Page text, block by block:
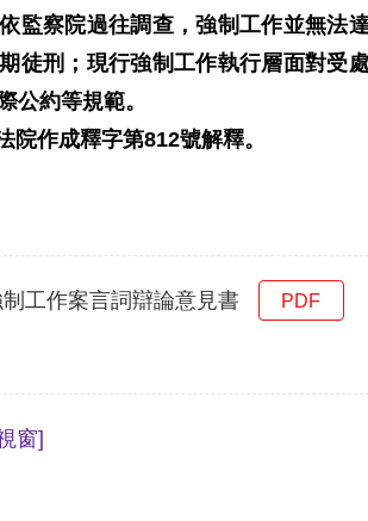
監察院過往調查，強制工作並無法
徒刑；現行強制工作執行層面對受
公約等規範。
院作成釋字第812號解釋。
工作案言詞辯論意見書 PDF
窗]